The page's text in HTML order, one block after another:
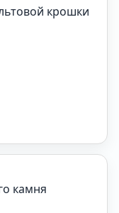
крошки
камня